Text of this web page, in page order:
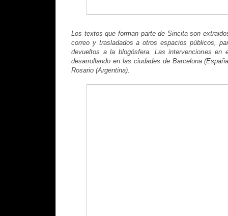
Los textos que forman parte de Sincita son
correo y trasladados a otros espacios públicos,
devueltos a la blogósfera. Las intervenciones en
desarrollando en las ciudades de Barcelona
Rosario (Argentina).